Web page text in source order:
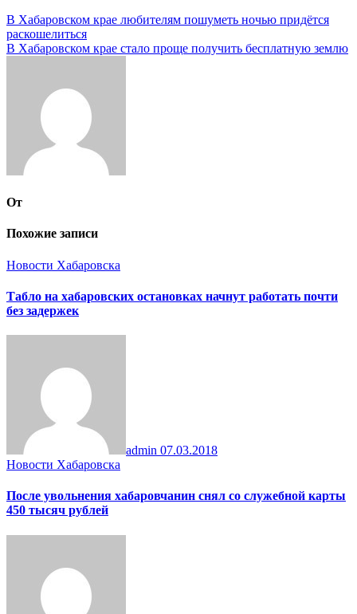
Навигация
по
В Хабаровском крае любителям пошуметь ночью придётся
раскошелиться
В Хабаровском крае стало проще получить бесплатную землю
От
Похожие записи
Новости Хабаровска
Табло на хабаровских остановках начнут работать почти
без задержек
admin 07.03.2018
Новости Хабаровска
После увольнения хабаровчанин снял со служебной карты
450 тысяч рублей